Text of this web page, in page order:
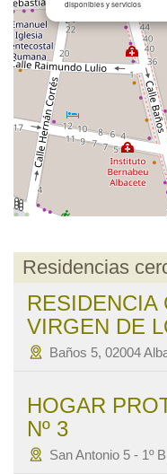
disponibles y servicios
Residencias
RESIDENCIA
VIRGEN DE
Baños 5, 02004
HOGAR
Nº 3
San Antonio 5 - 1º